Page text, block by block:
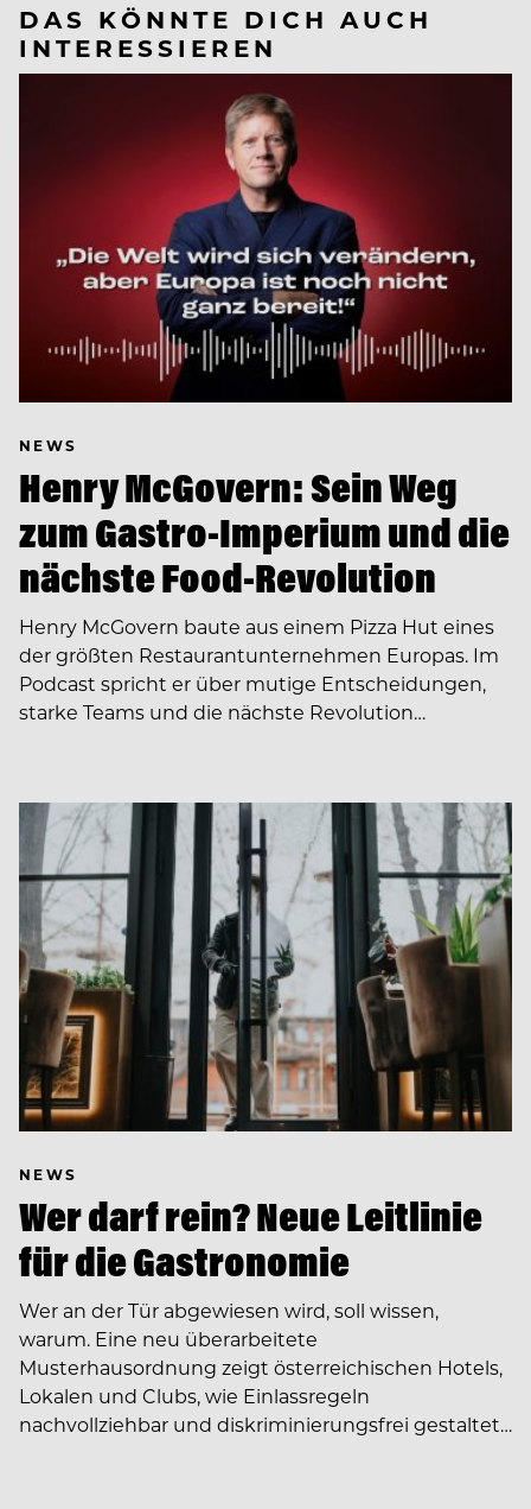
DAS KÖNNTE DICH AUCH
INTERESSIEREN
NEWS
Henry McGovern: Sein Weg
zum Gastro-Imperium und die
nächste Food-Revolution
Henry McGovern baute aus einem Pizza Hut eines
der größten Restaurantunternehmen Europas. Im
Podcast spricht er über mutige Entscheidungen,
starke Teams und die nächste Revolution…
NEWS
Wer darf rein? Neue Leitlinie
für die Gastronomie
Wer an der Tür abgewiesen wird, soll wissen,
warum. Eine neu überarbeitete
Musterhausordnung zeigt österreichischen Hotels,
Lokalen und Clubs, wie Einlassregeln
nachvollziehbar und diskriminierungsfrei gestaltet…